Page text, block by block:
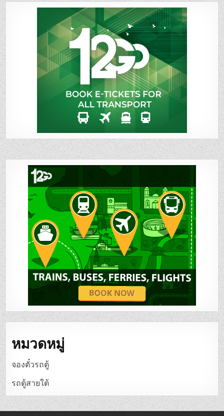
หมวดหมู่
จองตั๋วรถตู้
รถตู้สายใต้